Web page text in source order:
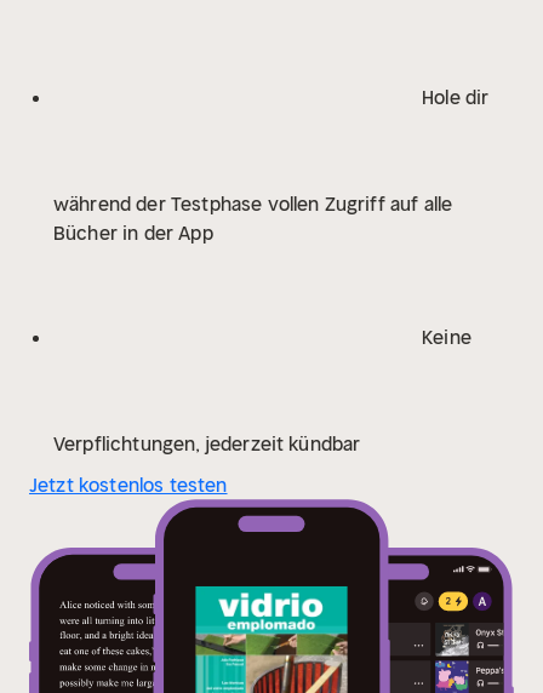
Hole dir
während der Testphase vollen Zugriff auf alle
Bücher in der App
Keine
Verpflichtungen, jederzeit kündbar
Jetzt kostenlos testen